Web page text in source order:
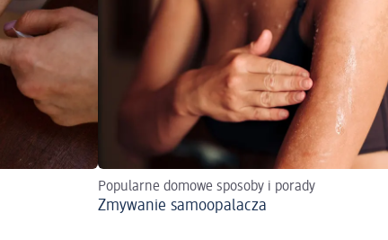
Popularne domowe sposoby i porady
Zmywanie samoopalacza